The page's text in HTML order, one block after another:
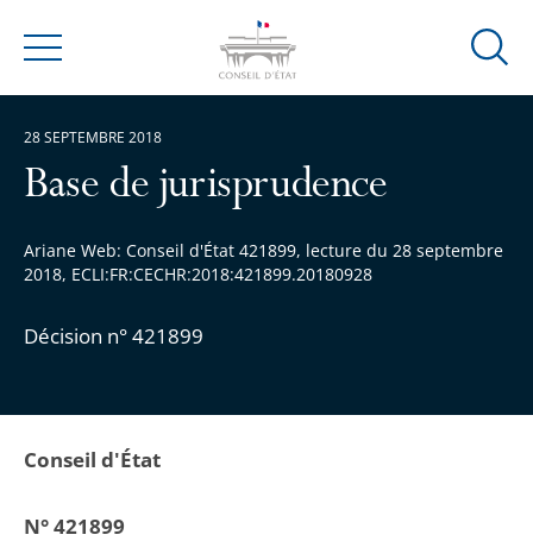
Menu
Ouvrir
Base de jurisprudence
Ariane Web: Conseil d'État 421899, lecture du 28 septembre
2018, ECLI:FR:CECHR:2018:421899.20180928
Décision n° 421899
28 SEPTEMBRE 2018
Conseil d'État
N° 421899